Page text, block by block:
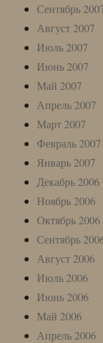
Сентябрь
Август 2007
Июль 2007
Июнь 2007
Май 2007
Апрель 2007
Март 2007
Февраль 2007
Январь 2007
Декабрь 2006
Ноябрь 2006
Октябрь 2006
Сентябрь
Август 2006
Июль 2006
Июнь 2006
Май 2006
Апрель 2006